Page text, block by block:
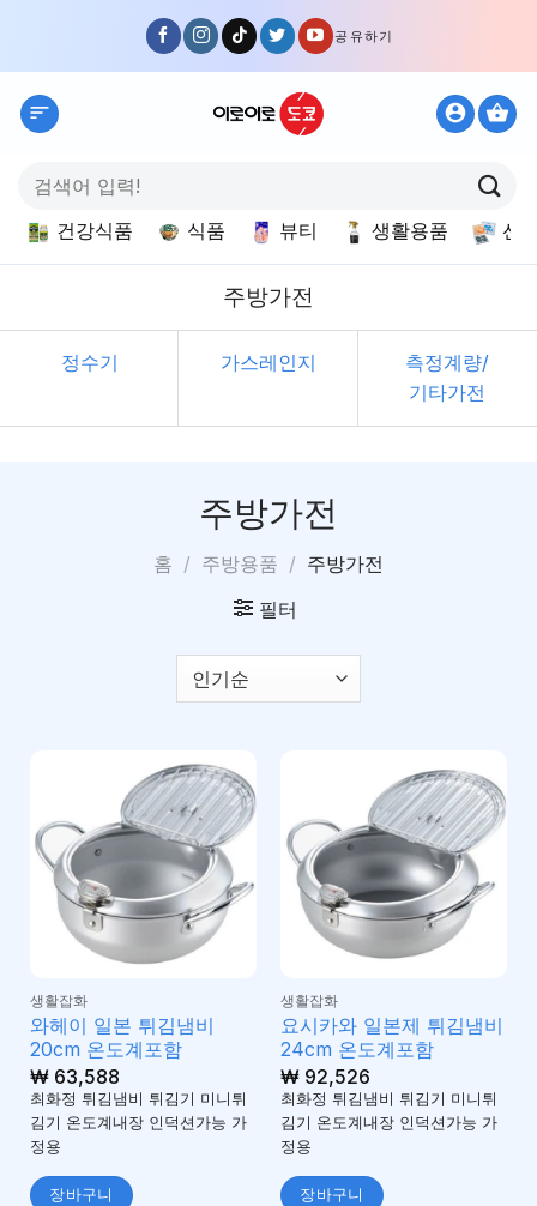
content
공유하기
색:
건강식품 식품 뷰티 생활용품 선
주방가전
정수기 가스레인지
측정계량/
기타가전
주방가전
홈 / 주방용품 / 주방가전
필터
생활잡화
와헤이 일본 튀김냄비
20cm 온도계포함
₩63,588
최화정 튀김냄비 튀김기 미니튀
김기 온도계내장 인덕션가능 가
정용
장바구니
생활잡화
요시카와 일본제 튀김냄비
24cm 온도계포함
₩92,526
최화정 튀김냄비 튀김기 미니튀
김기 온도계내장 인덕션가능 가
정용
장바구니